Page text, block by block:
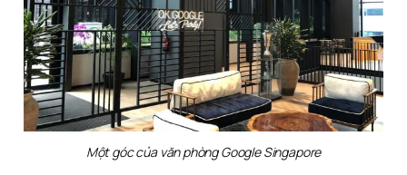
Một góc của văn phòng Google Singapore